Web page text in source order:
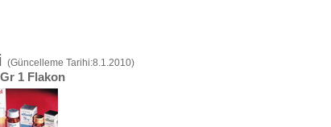
(Güncelleme Tarihi:8.1.2010)
1 Flakon